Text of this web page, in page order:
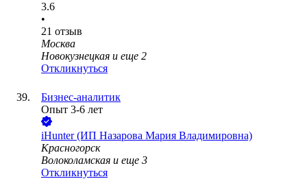
3.6
•
21 отзыв
Москва
Новокузнецкая и еще 2
Откликнуться
Бизнес-аналитик
Опыт 3-6 лет
iHunter (ИП Назарова Мария Владимировна)
Красногорск
Волоколамская и еще 3
Откликнуться